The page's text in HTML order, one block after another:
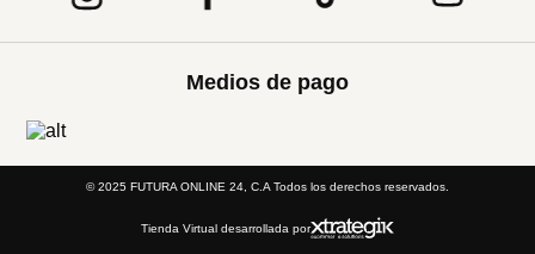
Medios de pago
© 2025 FUTURA ONLINE 24, C.A Todos los derechos reservados.
Tienda Virtual desarrollada por